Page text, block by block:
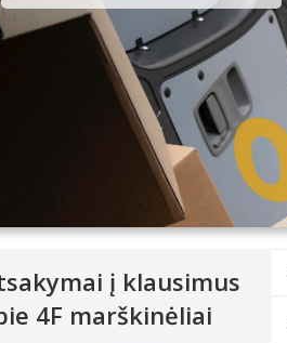
į klausimus
4F marškinėliai